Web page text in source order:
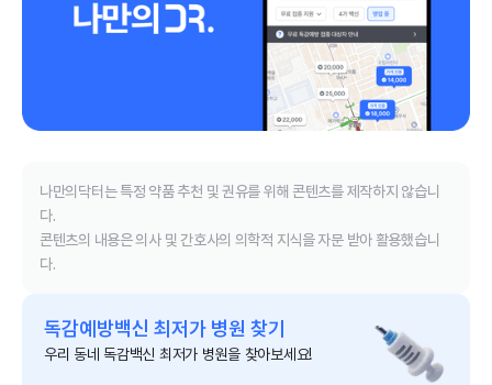
나만의닥터는 특정 약품 추천 및 권유를 위해 콘텐츠를 제작하지 않습니
다.
콘텐츠의 내용은 의사 및 간호사의 의학적 지식을 자문 받아 활용했습니
다.
독감예방백신 최저가 병원 찾기
우리 동네 독감백신 최저가 병원을 찾아보세요!